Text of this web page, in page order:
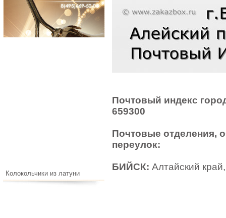
Колокольчики из латуни
Почтовый индекс
659300
Почтовые отделения,
переулок:
БИЙСК: Алтайский